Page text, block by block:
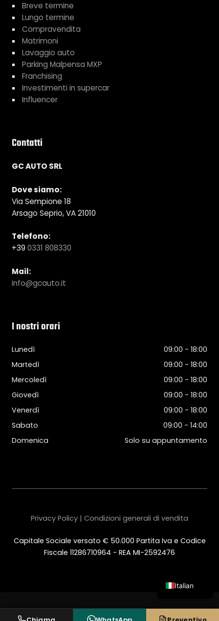
Breve termine
Lungo termine
Compravendita
Matrimoni
Lavaggio auto
Parking Malpensa MXP
Franchising
Investimenti in supercar
Influencer
Contatti
GC AUTO SRL
Dove siamo:
Via Sempione 18
Arsago Seprio, VA 21010
Telefono:
+39 0331 808330
Mail:
info@gcauto.it
I nostri orari
Lunedì
09:00 - 18:00
Martedì
09:00 - 18:00
Mercoledì
09:00 - 18:00
Giovedì
09:00 - 18:00
Venerdì
09:00 - 18:00
Sabato
09:00 - 14:00
Domenica
Solo su appuntamento
Capitale Sociale versato € 50.000 Partita Iva e Codice
Fiscale 11286710964 - REA MI-2592476
Privacy Policy | Condizioni generali di vendita
Italian
Spanish